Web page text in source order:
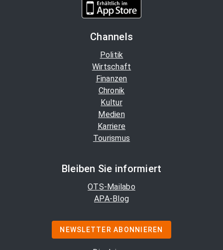
Channels
Politik
Wirtschaft
Finanzen
Chronik
Kultur
Medien
Karriere
Tourismus
Bleiben Sie informiert
OTS-Mailabo
APA-Blog
NEWSLETTER ABONNIEREN